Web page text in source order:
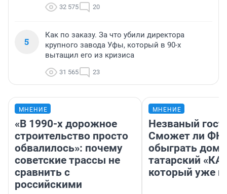
32 575 20
5
Как по заказу. За что убили директора
крупного завода Уфы, который в 90-х
вытащил его из кризиса
31 565 23
МНЕНИЕ
«В 1990-х дорожное
строительство просто
обвалилось»: почему
советские трассы не
сравнить с
российскими
МНЕНИЕ
Незваный
Сможет ли ФК
обыграть дома
татарский
который уже